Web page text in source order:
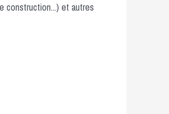
construction...) et autres